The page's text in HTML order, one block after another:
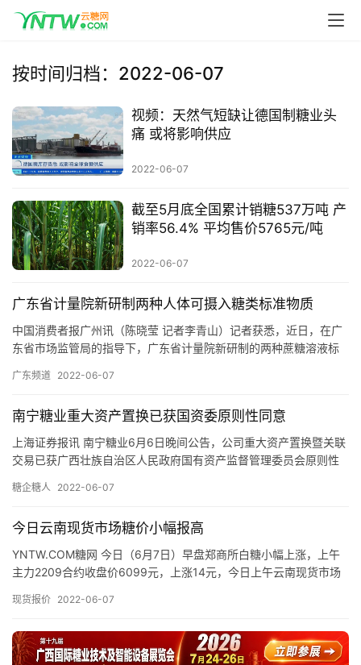
页
云
网
公
众
号
货
报
价
专
题
地
区
按时间归档：2022-06-07
视频：天然气短缺让德国制糖业头
痛 或将影响供应
2022-06-07
截至5月底全国累计销糖537万吨 产
销率56.4% 平均售价5765元/吨
2022-06-07
广东省计量院新研制两种人体可摄入糖类标准物质
中国消费者报广州讯（陈晓莹 记者李青山）记者获悉，近日，在广
东省市场监管局的指导下，广东省计量院新研制的两种蔗糖溶液标
的评…
广东频道 2022-06-07
南宁糖业重大资产置换已获国资委原则性同意
上海证券报讯 南宁糖业6月6日晚间公告，公司重大资产置换暨关联
交易已获广西壮族自治区人民政府国有资产监督管理委员会原则性
糖企糖人 2022-06-07
今日云南现货市场糖价小幅报高
YNTW.COM糖网 今日（6月7日）早盘郑商所白糖小幅上涨，上午
主力2209合约收盘价6099元，上涨14元，今日上午云南现货市场
现货报价 2022-06-07